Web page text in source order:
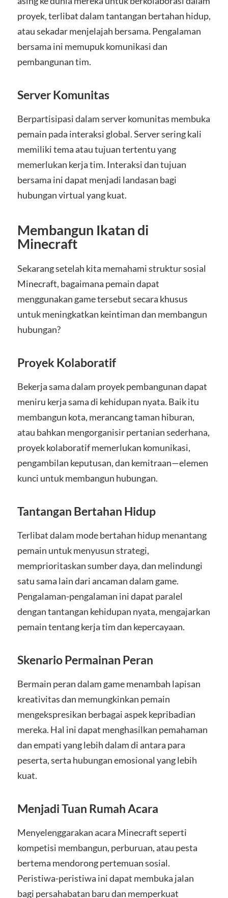
proyek, terlibat dalam tantangan bertahan hidup,
atau sekadar menjelajah bersama. Pengalaman
bersama ini memupuk komunikasi dan
pembangunan tim.
Server Komunitas
Berpartisipasi dalam server komunitas membuka
pemain pada interaksi global. Server sering kali
memiliki tema atau tujuan tertentu yang
memerlukan kerja tim. Interaksi dan tujuan
bersama ini dapat menjadi landasan bagi
hubungan virtual yang kuat.
Membangun Ikatan di
Minecraft
Sekarang setelah kita memahami struktur sosial
Minecraft, bagaimana pemain dapat
menggunakan game tersebut secara khusus
untuk meningkatkan keintiman dan membangun
hubungan?
Proyek Kolaboratif
Bekerja sama dalam proyek pembangunan dapat
meniru kerja sama di kehidupan nyata. Baik itu
membangun kota, merancang taman hiburan,
atau bahkan mengorganisir pertanian sederhana,
proyek kolaboratif memerlukan komunikasi,
pengambilan keputusan, dan kemitraan—elemen
kunci untuk membangun hubungan.
Tantangan Bertahan Hidup
Terlibat dalam mode bertahan hidup menantang
pemain untuk menyusun strategi,
memprioritaskan sumber daya, dan melindungi
satu sama lain dari ancaman dalam game.
Pengalaman-pengalaman ini dapat paralel
dengan tantangan kehidupan nyata, mengajarkan
pemain tentang kerja tim dan kepercayaan.
Skenario Permainan Peran
Bermain peran dalam game menambah lapisan
kreativitas dan memungkinkan pemain
mengekspresikan berbagai aspek kepribadian
mereka. Hal ini dapat menghasilkan pemahaman
dan empati yang lebih dalam di antara para
peserta, serta hubungan emosional yang lebih
kuat.
Menjadi Tuan Rumah Acara
Menyelenggarakan acara Minecraft seperti
kompetisi membangun, perburuan, atau pesta
bertema mendorong pertemuan sosial.
Peristiwa-peristiwa ini dapat membuka jalan
bagi persahabatan baru dan memperkuat